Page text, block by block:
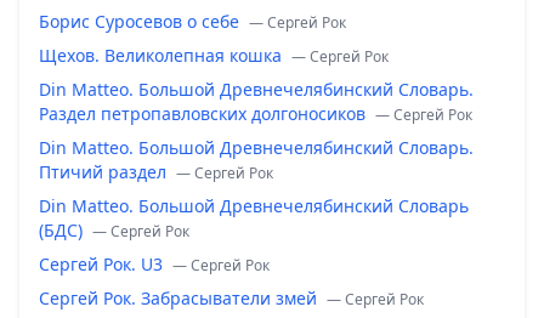
Борис Суросевов о себе — Сергей Рок
Щехов. Великолепная кошка — Сергей Рок
Din Matteo. Большой Древнечелябинский Словарь.
Раздел петропавловских долгоносиков — Сергей Рок
Din Matteo. Большой Древнечелябинский Словарь.
Птичий раздел — Сергей Рок
Din Matteo. Большой Древнечелябинский Словарь
(БДС) — Сергей Рок
Сергей Рок. U3 — Сергей Рок
Сергей Рок. Забрасыватели змей — Сергей Рок